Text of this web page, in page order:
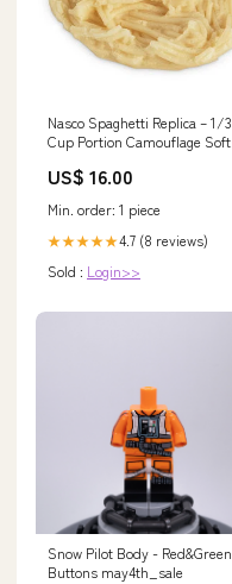
Nasco Spaghetti Replica – 1/3
Cup Portion Camouflage Soft
US$ 16.00
Min. order: 1 piece
★★★★★4.7 (8 reviews)
Sold : Login>>
Snow Pilot Body - Red&Green
Buttons may4th_sale